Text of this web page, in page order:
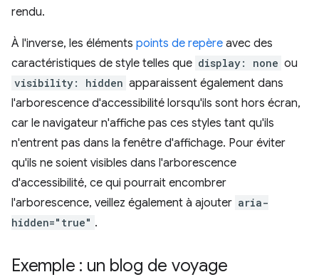
rendu.
À l'inverse, les éléments points de repère avec des
caractéristiques de style telles que display: none ou
visibility: hidden apparaissent également dans
l'arborescence d'accessibilité lorsqu'ils sont hors écran,
car le navigateur n'affiche pas ces styles tant qu'ils
n'entrent pas dans la fenêtre d'affichage. Pour éviter
qu'ils ne soient visibles dans l'arborescence
d'accessibilité, ce qui pourrait encombrer
l'arborescence, veillez également à ajouter aria-
hidden="true" .
Exemple : un blog de voyage